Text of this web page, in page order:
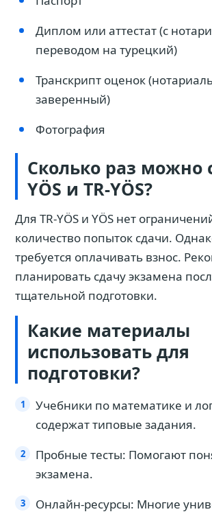
Диплом или аттестат (с
переводом на турецкий)
Транскрипт оценок
заверенный)
Фотография
Сколько раз можно
YÖS и TR-YÖS?
Для TR-YÖS и YÖS нет
количество попыток сдачи.
требуется оплачивать взнос.
планировать сдачу экзамена
тщательной подготовки.
Какие материалы
использовать для
подготовки?
Учебники по математике и
содержат типовые задания.
Пробные тесты: Помогают
экзамена.
Онлайн-ресурсы: Многие